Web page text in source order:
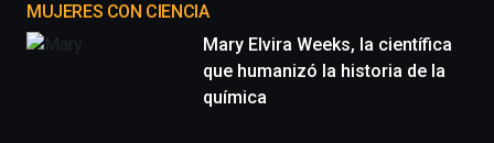
MUJERES CON CIENCIA
Mary Elvira Weeks, la científica
que humanizó la historia de la
química